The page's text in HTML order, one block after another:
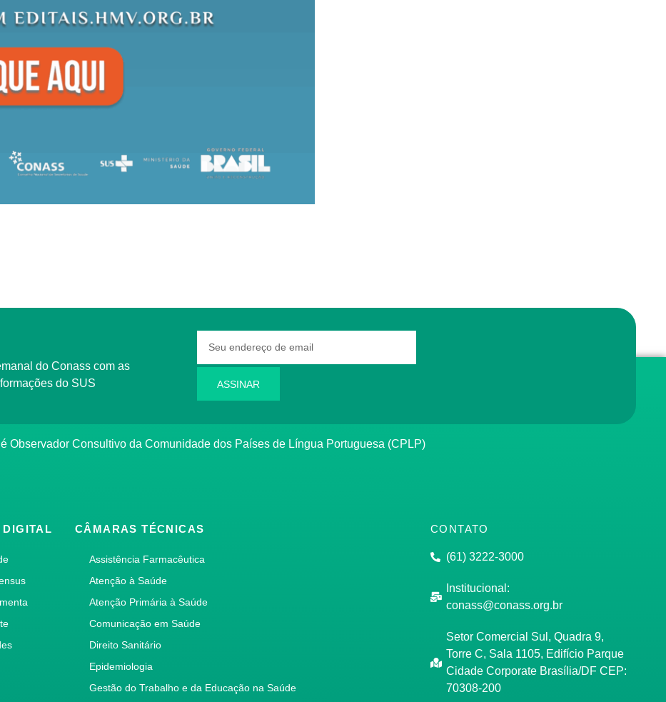
do SUS
ASSINAR
é Observador Consultivo da Comunidade dos Países de Língua Portuguesa (CPLP)
CÂMARAS TÉCNICAS
Assistência Farmacêutica
Atenção à Saúde
Atenção Primária à Saúde
Comunicação em Saúde
Direito Sanitário
Epidemiologia
Gestão do Trabalho e da Educação na Saúde
CONTATO
(61) 3222-3000
Institucional:
conass@conass.org.br
Setor Comercial Sul, Quadra 9,
Torre C, Sala 1105, Edifício Parque
Cidade Corporate Brasília/DF CEP:
70308-200